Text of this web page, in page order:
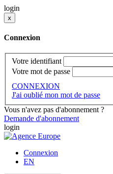
login
x
Connexion
Votre identifiant
Votre mot de passe
CONNEXION
J'ai oublié mon mot de passe
Vous n'avez pas d'abonnement ?
Demande d'abonnement
login
Connexion
EN